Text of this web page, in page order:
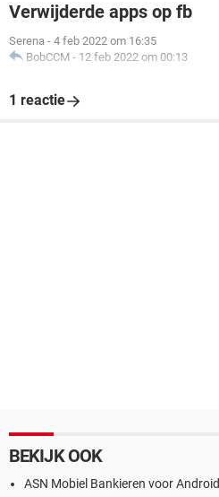
Verwijderde apps op fb
Serena - 4 feb 2022 om 16:35
BobCCM - 12 feb 2022 om 00:13
1 reactie
BEKIJK OOK
ASN Mobiel Bankieren voor Android